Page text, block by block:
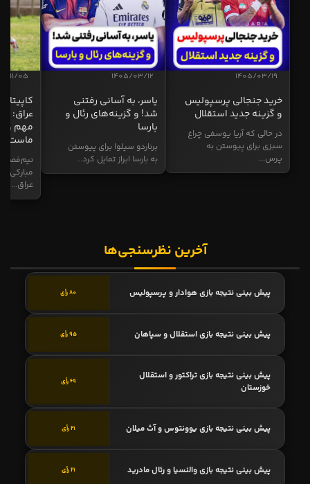
1405/03/19
خرید جنجالی پرسپولیس
و گزینه جدید استقلال
در حالی که آریا یوسفی چراغ
سبزی برای پیوستن به
پرس...
1405/03/12
یاسر، به آسانی رفتنی
شد! و گزینه‌های رئال و
بارسا
برناردو سیلوا برای پیوستن
به بارسا ابراز تمایل کرد...
11/05
عراق:
مهم و
ماست
نیم‌فصل
مبارکی
عراق...
آخرین نظرسنجی‌ها
پیش بینی نتیجه بازی هوادار و پرسپولیس 80 رأی
پیش بینی نتیجه بازی استقلال و سپاهان 95 رأی
پیش بینی نتیجه بازی تراکتور و استقلال
خوزستان
69 رأی
پیش بینی نتیجه بازی یوونتوس و آث میلان 21 رأی
پیش بینی نتیجه بازی والنسیا و رئال مادرید 21 رأی